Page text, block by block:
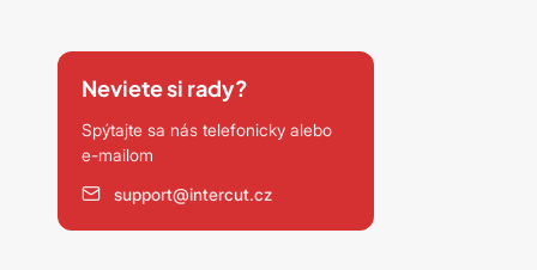
Neviete si rady?
Spýtajte sa nás telefonicky alebo
e-mailom
support@intercut.cz